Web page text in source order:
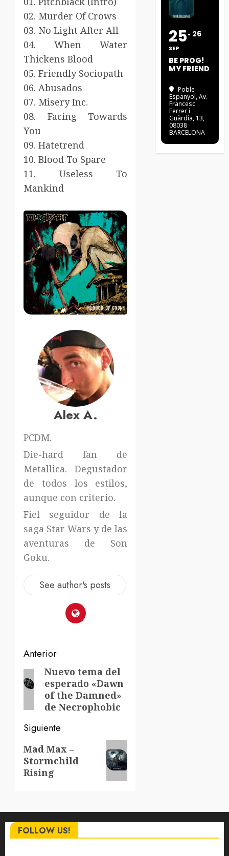
02. Murder Of Crows
03. No Light After All
04. When Water
Thickens Blood
05. Friendly Sociopath
06. Abusados
07. Misery Inc.
08. Facing Towards
You
09. Hatetrend
10. Blood To Spare
11. Useless To
Mankind
Alex A.
PCDM.
Die-hard fan de
Metallica. Degustador
de todos los estilos,
aunque con criterio.
Fiel seguidor de la
saga Star Wars y de las
aventuras de Son
Goku.
See author's posts
Navegación
de
entradas
Anterior
Entrada
anterior:
Nuevo tema del
esperado «Dawn
of the Damned»
de Necrophobic
Siguiente
Siguiente
entrada:
Mad Max –
Stormchild
Rising
25
SEP
26
BE PROG!
MY FRIEND
Poble
Espanyol, Av.
Francesc
Ferrer i
Guàrdia, 13,
08038
BARCELONA
FOLLOW US!